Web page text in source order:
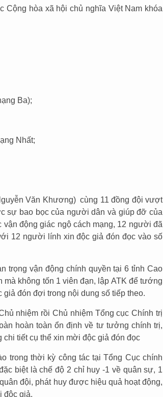
hòa xã hội chủ nghĩa Việt Nam khóa
Ba);
Nhất;
Văn Khương) cùng 11 đồng đội vượt
sự bao bọc của người dân và giúp đỡ của
động giác ngộ cách mạng, 12 người đã
12 người lính xin độc giả đón đọc vào số
trọng vận động chính quyền tại 6 tỉnh Cao
không tốn 1 viên đạn, lập ATK để tướng
đón đợi trong nội dung số tiếp theo.
nhiệm rồi Chủ nhiệm Tổng cục Chính trị
hoàn toàn ổn định về tư tưởng chính trị,
tiết cụ thể xin mời độc giả đón đọc
trong thời kỳ công tác tại Tổng Cục chính
biệt là chế độ 2 chỉ huy -1 về quân sự, 1
đội, phát huy được hiệu quả hoạt động,
độc giả.